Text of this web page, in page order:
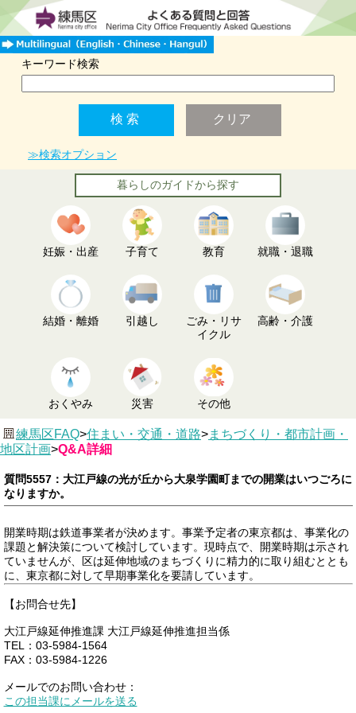
キーワード検索
≫検索オプション
暮らしのガイドから探す
妊娠・出産 子育て 教育 就職・退職
結婚・離婚 引越し
ごみ・リサ
イクル
高齢・介護
おくやみ 災害 その他
練馬区FAQ>住まい・交通・道路>まちづくり・都市計画・
地区計画>Q&A詳細
質問5557：大江戸線の光が丘から大泉学園町までの開業はいつごろに
なりますか。
開業時期は鉄道事業者が決めます。事業予定者の東京都は、事業化の
課題と解決策について検討しています。現時点で、開業時期は示され
ていませんが、区は延伸地域のまちづくりに精力的に取り組むととも
に、東京都に対して早期事業化を要請しています。
【お問合せ先】
大江戸線延伸推進課 大江戸線延伸推進担当係
TEL：03-5984-1564
FAX：03-5984-1226
メールでのお問い合わせ：
この担当課にメールを送る